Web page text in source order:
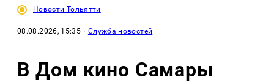
Новости Тольятти
08.08.2026, 15:35 · Служба новостей
В Дом кино Самары